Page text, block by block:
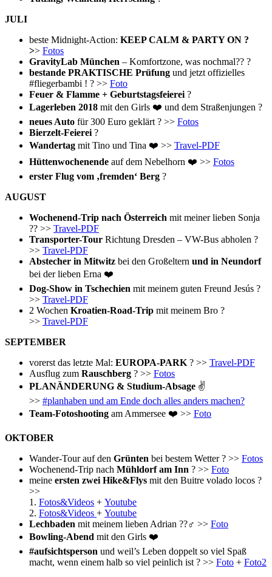
JULI
beste Midnight-Action: KEEP CALM & PARTY ON ?
>> Fotos
GravityLab München – Komfortzone, was nochmal?? ?
bestande PRAKTISCHE Prüfung und jetzt offizielles
#fliegerbambi ! ? >> Foto
Feuer & Flamme + Geburtstagsfeierei ?
Lagerleben 2018 mit den Girls ❤️ und dem Straßenjungen ?
neues Auto für 300 Euro geklärt ? >> Fotos
Bierzelt-Feierei ?
Wandertag mit Tino und Tina ❤️ >> Travel-PDF
Hüttenwochenende auf dem Nebelhorn ❤️ >> Fotos
erster Flug vom ‚fremden‘ Berg ?
AUGUST
Wochenend-Trip nach Österreich mit meiner lieben Sonja
?? >> Travel-PDF
Transporter-Tour Richtung Dresden – VW-Bus abholen ?
>> Travel-PDF
Abstecher in Mitwitz bei den Großeltern und in Neundorf
bei der lieben Erna ❤️
Dog-Show in Tschechien mit meinem guten Freund Jesús ?
>> Travel-PDF
2 Wochen Kroatien-Road-Trip mit meinem Bro ?
>> Travel-PDF
SEPTEMBER
vorerst das letzte Mal: EUROPA-PARK ? >> Travel-PDF
Ausflug zum Rauschberg ? >> Fotos
PLANÄNDERUNG & Studium-Absage ✌️
>> #planhaben und am Ende doch alles anders machen?
Team-Fotoshooting am Ammersee ❤️ >> Foto
OKTOBER
Wander-Tour auf den Grünten bei bestem Wetter ? >> Fotos
Wochenend-Trip nach Mühldorf am Inn ? >> Foto
meine ersten zwei Hike&Flys mit den Buitre volado locos ?
>>
1. Fotos&Videos + Youtube
2. Fotos&Videos + Youtube
Lechbaden mit meinem lieben Adrian ??‍♂️ >> Foto
Bowling-Abend mit den Girls ❤️
#aufsichtsperson und weil’s Leben doppelt so viel Spaß
macht, wenn einem halb so viel peinlich ist ? >> Foto + Foto2